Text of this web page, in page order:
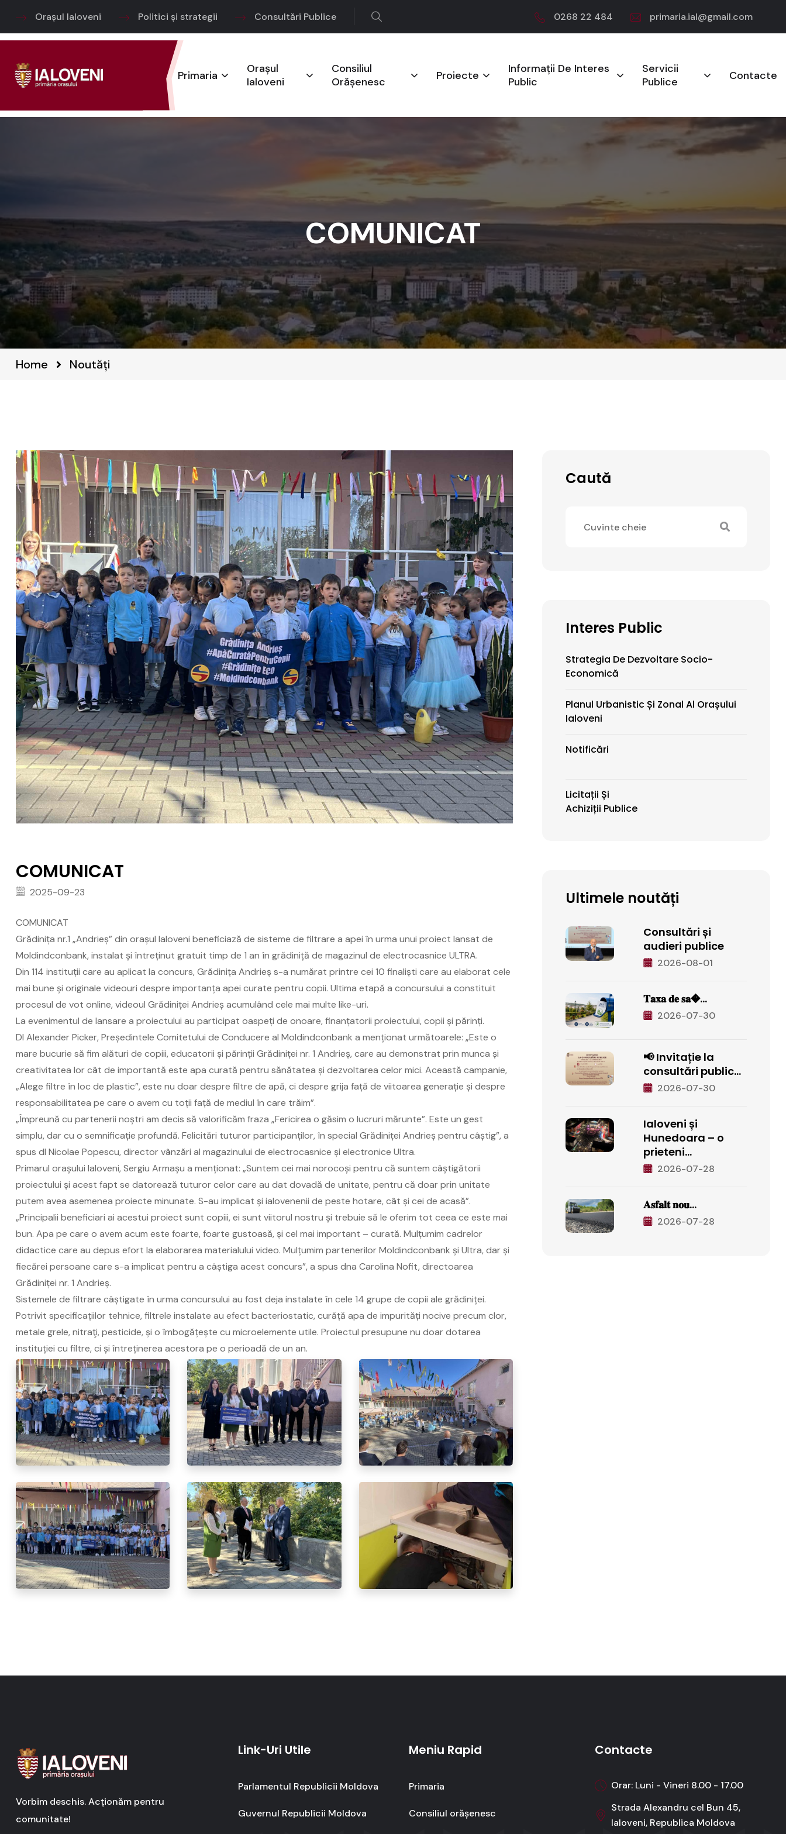
Orașul Ialoveni Politici și strategii Consultări Publice 0268 22 484 primaria.ial@gmail.com
Primaria
Orașul
Ialoveni
Consiliul
Orășenesc
Proiecte
Informații De Interes
Public
Servicii
Publice
Contacte
COMUNICAT
Home Noutăți
COMUNICAT
2025-09-23
COMUNICAT
Grădinița nr.1 „Andrieș” din orașul Ialoveni beneficiază de sisteme de filtrare a apei în urma unui proiect lansat de
Moldindconbank, instalat și întreținut gratuit timp de 1 an în grădiniță de magazinul de electrocasnice ULTRA.
Din 114 instituții care au aplicat la concurs, Grădinița Andrieș s-a numărat printre cei 10 finaliști care au elaborat cele
mai bune și originale videouri despre importanța apei curate pentru copii. Ultima etapă a concursului a constituit
procesul de vot online, videoul Grădiniței Andrieș acumulând cele mai multe like-uri.
La evenimentul de lansare a proiectului au participat oaspeți de onoare, finanțatorii proiectului, copii și părinți.
Dl Alexander Picker, Președintele Comitetului de Conducere al Moldindconbank a menționat următoarele: „Este o
mare bucurie să fim alături de copiii, educatorii și părinții Grădiniței nr. 1 Andrieș, care au demonstrat prin munca și
creativitatea lor cât de importantă este apa curată pentru sănătatea și dezvoltarea celor mici. Această campanie,
„Alege filtre în loc de plastic”, este nu doar despre filtre de apă, ci despre grija față de viitoarea generație și despre
responsabilitatea pe care o avem cu toții față de mediul în care trăim”.
„Împreună cu partenerii noștri am decis să valorificăm fraza „Fericirea o găsim o lucruri mărunte”. Este un gest
simplu, dar cu o semnificație profundă. Felicitări tuturor participanților, în special Grădiniței Andrieș pentru câștig”, a
spus dl Nicolae Popescu, director vânzări al magazinului de electrocasnice și electronice Ultra.
Primarul orașului Ialoveni, Sergiu Armașu a menționat: „Suntem cei mai norocoși pentru că suntem câștigătorii
proiectului și acest fapt se datorează tuturor celor care au dat dovadă de unitate, pentru că doar prin unitate
putem avea asemenea proiecte minunate. S-au implicat și ialovenenii de peste hotare, cât și cei de acasă”.
„Principalii beneficiari ai acestui proiect sunt copiii, ei sunt viitorul nostru și trebuie să le oferim tot ceea ce este mai
bun. Apa pe care o avem acum este foarte, foarte gustoasă, și cel mai important – curată. Mulțumim cadrelor
didactice care au depus efort la elaborarea materialului video. Mulțumim partenerilor Moldindconbank și Ultra, dar și
fiecărei persoane care s-a implicat pentru a câștiga acest concurs”, a spus dna Carolina Nofit, directoarea
Grădiniței nr. 1 Andrieș.
Sistemele de filtrare câștigate în urma concursului au fost deja instalate în cele 14 grupe de copii ale grădiniței.
Potrivit specificațiilor tehnice, filtrele instalate au efect bacteriostatic, curăță apa de impurități nocive precum clor,
metale grele, nitraţi, pesticide, și o îmbogățește cu microelemente utile. Proiectul presupune nu doar dotarea
instituției cu filtre, ci și întreținerea acestora pe o perioadă de un an.
Caută
Interes Public
Strategia De Dezvoltare Socio-
Economică
Planul Urbanistic Și Zonal Al Orașului
Ialoveni
Notificări
Licitații Și
Achiziții Publice
Ultimele noutăți
Consultări și
audieri publice
2026-08-01
𝐓𝐚𝐱𝐚 𝐝𝐞 𝐬𝐚�...
2026-07-30
📢 Invitație la
consultări public...
2026-07-30
Ialoveni și
Hunedoara – o
prieteni...
2026-07-28
𝐀𝐬𝐟𝐚𝐥𝐭 𝐧𝐨𝐮...
2026-07-28
Vorbim deschis. Acționăm pentru
comunitate!
Link-Uri Utile
Parlamentul Republicii Moldova
Guvernul Republicii Moldova
Meniu Rapid
Primaria
Consiliul orășenesc
Contacte
Orar: Luni - Vineri 8.00 - 17.00
Strada Alexandru cel Bun 45,
Ialoveni, Republica Moldova